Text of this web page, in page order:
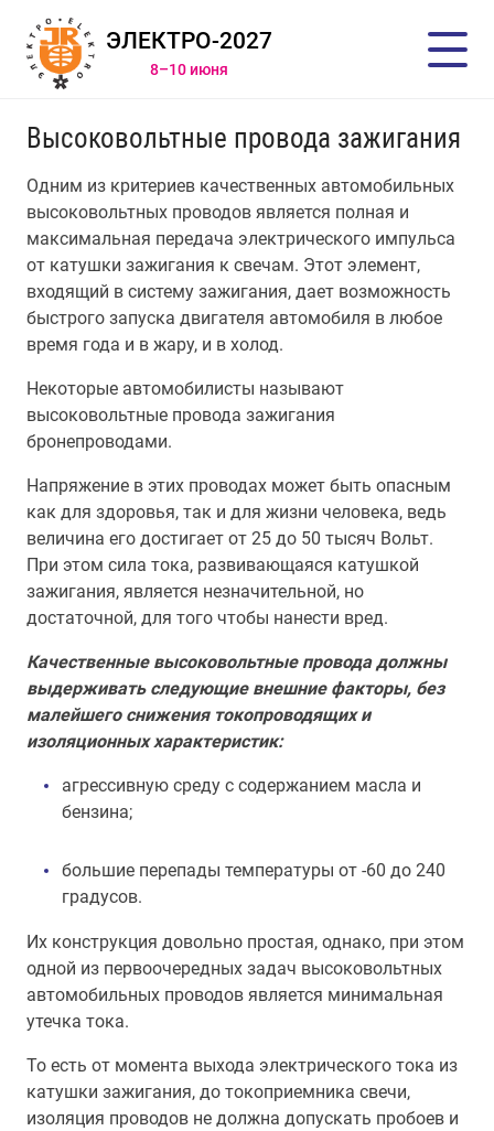
ЭЛЕКТРО-2027
8–10 июня
Высоковольтные провода зажигания
Одним из критериев качественных автомобильных
высоковольтных проводов является полная и
максимальная передача электрического импульса
от катушки зажигания к свечам. Этот элемент,
входящий в систему зажигания, дает возможность
быстрого запуска двигателя автомобиля в любое
время года и в жару, и в холод.
Некоторые автомобилисты называют
высоковольтные провода зажигания
бронепроводами.
Напряжение в этих проводах может быть опасным
как для здоровья, так и для жизни человека, ведь
величина его достигает от 25 до 50 тысяч Вольт.
При этом сила тока, развивающаяся катушкой
зажигания, является незначительной, но
достаточной, для того чтобы нанести вред.
Качественные высоковольтные провода должны
выдерживать следующие внешние факторы, без
малейшего снижения токопроводящих и
изоляционных характеристик:
агрессивную среду с содержанием масла и
бензина;
большие перепады температуры от -60 до 240
градусов.
Их конструкция довольно простая, однако, при этом
одной из первоочередных задач высоковольтных
автомобильных проводов является минимальная
утечка тока.
То есть от момента выхода электрического тока из
катушки зажигания, до токоприемника свечи,
изоляция проводов не должна допускать пробоев и